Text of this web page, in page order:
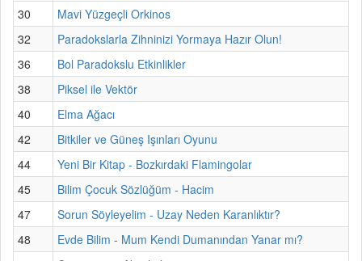
30
Mavi Yüzgeçli Orkinos
32
Paradokslarla Zihninizi Yormaya Hazır Olun!
36
Bol Paradokslu Etkinlikler
38
Piksel ile Vektör
40
Elma Ağacı
42
Bitkiler ve Güneş Işınları Oyunu
44
Yeni Bir Kitap - Bozkırdaki Flamingolar
45
Bilim Çocuk Sözlüğüm - Hacim
47
Sorun Söyleyelim - Uzay Neden Karanlıktır?
48
Evde Bilim - Mum Kendi Dumanından Yanar mı?